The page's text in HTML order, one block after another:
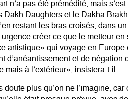
n’a pas été prémédité, mais
Dakh Daughters et le Dakha
restant les bras croisés, dans
créer ce que le metteur
artistique» qui voyage en
d’anéantissement et de négation
mais à l’extérieur», insistera-t-il.
doute plus qu’on ne l’imagine,